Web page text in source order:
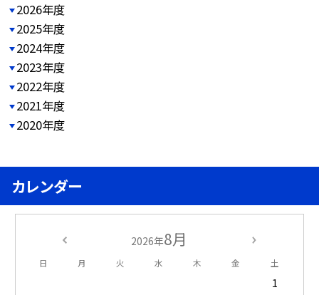
2026年度
2025年度
2024年度
2023年度
2022年度
2021年度
2020年度
カレンダー
2026年8月
日 月 火 水 木 金 土
1